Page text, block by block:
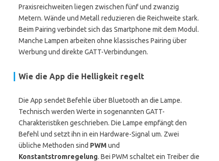
Praxisreichweiten liegen zwischen fünf und zwanzig
Metern. Wände und Metall reduzieren die Reichweite stark.
Beim Pairing verbindet sich das Smartphone mit dem Modul.
Manche Lampen arbeiten ohne klassisches Pairing über
Werbung und direkte GATT-Verbindungen.
Wie die App die Helligkeit regelt
Die App sendet Befehle über Bluetooth an die Lampe.
Technisch werden Werte in sogenannten GATT-
Charakteristiken geschrieben. Die Lampe empfängt den
Befehl und setzt ihn in ein Hardware-Signal um. Zwei
übliche Methoden sind PWMund
Konstantstromregelung. Bei PWM schaltet ein Treiber die